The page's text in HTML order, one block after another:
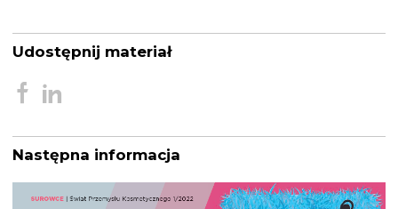
Udostępnij materiał
Następna informacja
Nawigacja